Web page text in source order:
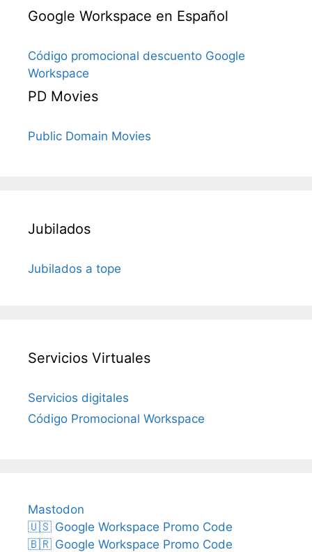
Google Workspace en Español
Código promocional descuento Google
Workspace
PD Movies
Public Domain Movies
Jubilados
Jubilados a tope
Servicios Virtuales
Servicios digitales
Código Promocional Workspace
Mastodon
🇺🇸 Google Workspace Promo Code
🇧🇷 Google Workspace Promo Code